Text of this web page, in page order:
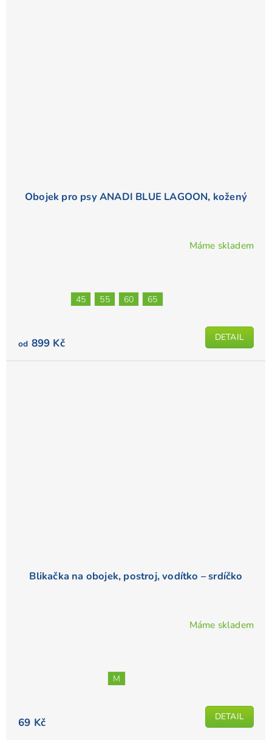
Obojek pro psy ANADI BLUE LAGOON, kožený
Máme skladem
od 899 Kč DETAIL
45 55 60 65
Blikačka na obojek, postroj, vodítko – srdíčko
Máme skladem
69 Kč DETAIL
M